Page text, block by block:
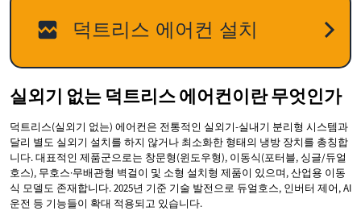
실외기 없는 덕트리스 에어컨이란 무엇인가
덕트리스(실외기 없는) 에어컨은 전통적인 실외기-실내기 분리형 시스템과
달리 별도 실외기 설치를 하지 않거나 최소화한 형태의 냉방 장치를 총칭합
니다. 대표적인 제품군으로는 창문형(윈도우형), 이동식(포터블, 싱글/듀얼
호스), 무호스·무배관형 벽걸이 및 소형 설치형 제품이 있으며, 산업용 이동
식 모델도 존재합니다. 2025년 기준 기술 발전으로 듀얼호스, 인버터 제어, AI
운전 등 기능들이 확대 적용되고 있습니다.